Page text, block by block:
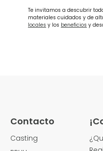
Te invitamos a descubrir
materiales cuidados y de
locales y los beneficios y
Contacto
Casting